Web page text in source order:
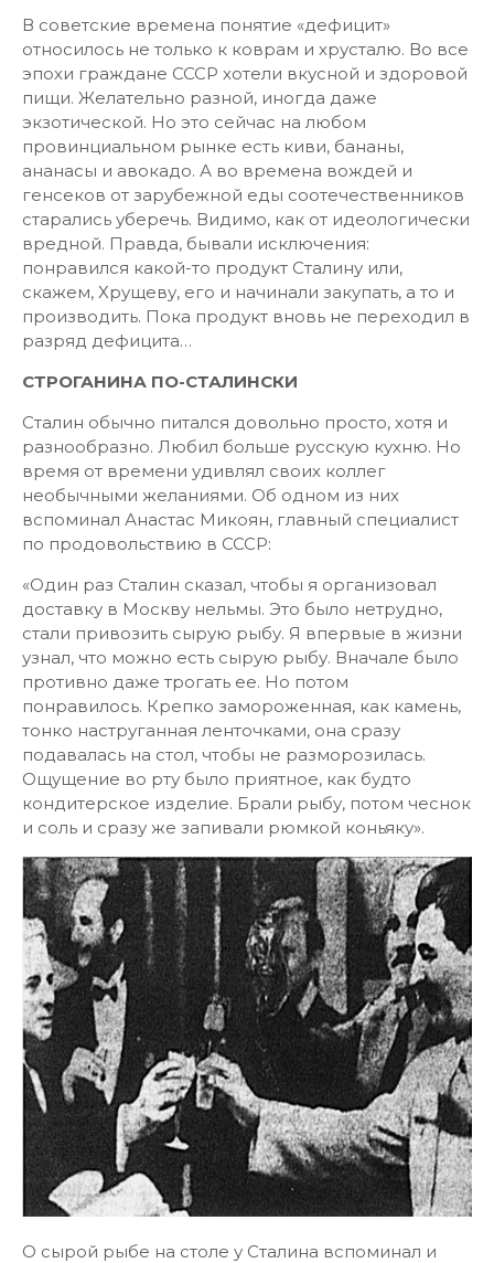
В советские времена понятие «дефицит»
относилось не только к коврам и хрусталю. Во все
эпохи граждане СССР хотели вкусной и здоровой
пищи. Желательно разной, иногда даже
экзотической. Но это сейчас на любом
провинциальном рынке есть киви, бананы,
ананасы и авокадо. А во времена вождей и
генсеков от зарубежной еды соотечественников
старались уберечь. Видимо, как от идеологически
вредной. Правда, бывали исключения:
понравился какой-то продукт Сталину или,
скажем, Хрущеву, его и начинали закупать, а то и
производить. Пока продукт вновь не переходил в
разряд дефицита…
СТРОГАНИНА ПО-СТАЛИНСКИ
Сталин обычно питался довольно просто, хотя и
разнообразно. Любил больше русскую кухню. Но
время от времени удивлял своих коллег
необычными желаниями. Об одном из них
вспоминал Анастас Микоян, главный специалист
по продовольствию в СССР:
«Один раз Сталин сказал, чтобы я организовал
доставку в Москву нельмы. Это было нетрудно,
стали привозить сырую рыбу. Я впервые в жизни
узнал, что можно есть сырую рыбу. Вначале было
противно даже трогать ее. Но потом
понравилось. Крепко замороженная, как камень,
тонко наструганная ленточками, она сразу
подавалась на стол, чтобы не разморозилась.
Ощущение во рту было приятное, как будто
кондитерское изделие. Брали рыбу, потом чеснок
и соль и сразу же запивали рюмкой коньяку».
О сырой рыбе на столе у Сталина вспоминал и